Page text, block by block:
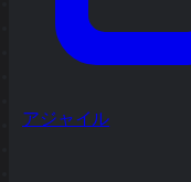
アジャイル